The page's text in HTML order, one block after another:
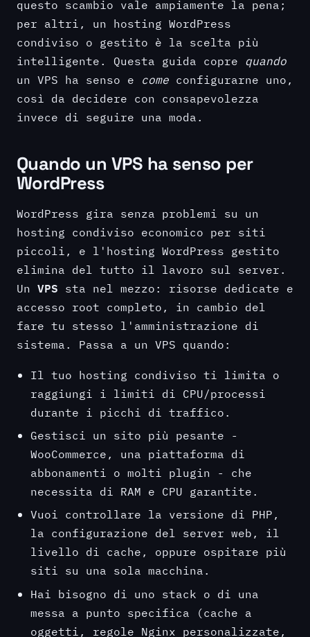
questo scambio vale ampiamente la pena;
per altri, un hosting WordPress
condiviso o gestito è la scelta più
intelligente. Questa guida copre quando
un VPS ha senso e come configurarne uno,
così da decidere con consapevolezza
invece di seguire una moda.
Quando un VPS ha senso per
WordPress
WordPress gira senza problemi su un
hosting condiviso economico per siti
piccoli, e l'hosting WordPress gestito
elimina del tutto il lavoro sul server.
Un VPS sta nel mezzo: risorse dedicate e
accesso root completo, in cambio del
fare tu stesso l'amministrazione di
sistema. Passa a un VPS quando:
Il tuo hosting condiviso ti limita o
raggiungi i limiti di CPU/processi
durante i picchi di traffico.
Gestisci un sito più pesante -
WooCommerce, una piattaforma di
abbonamenti o molti plugin - che
necessita di RAM e CPU garantite.
Vuoi controllare la versione di PHP,
la configurazione del server web, il
livello di cache, oppure ospitare più
siti su una sola macchina.
Hai bisogno di uno stack o di una
messa a punto specifica (cache a
oggetti, regole Nginx personalizzate,